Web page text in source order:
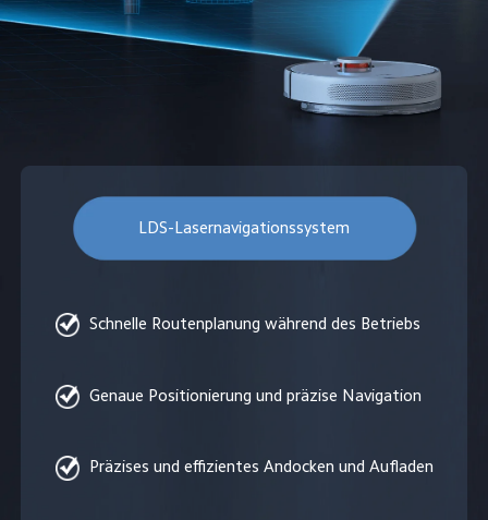
LDS-Lasernavigationssystem
Schnelle Routenplanung während des Betriebs
Genaue Positionierung und präzise Navigation
Präzises und effizientes Andocken und Aufladen